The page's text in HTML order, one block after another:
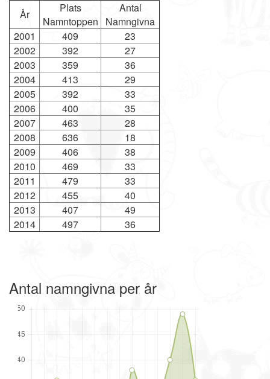
År
Plats
Namntoppen
Antal
Namngivna
2001
409
23
2002
392
27
2003
359
36
2004
413
29
2005
392
33
2006
400
35
2007
463
28
2008
636
18
2009
406
38
2010
469
33
2011
479
33
2012
455
40
2013
407
49
2014
497 36
Antal namngivna per år